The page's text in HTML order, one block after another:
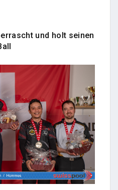
und holt seinen